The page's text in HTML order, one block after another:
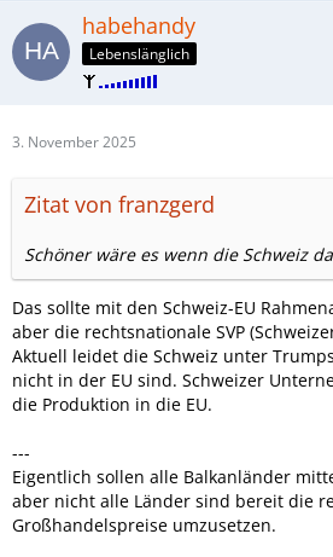
habehandy
Lebenslänglich
3. November 2025
Zitat von franzgerd
Schöner wäre es wenn die Schweiz
Das sollte mit den Schweiz-EU
aber die rechtsnationale SVP
Aktuell leidet die Schweiz unter
nicht in der EU sind. Schweizer
die Produktion in die EU.
---
Eigentlich sollen alle Balkanländer
aber nicht alle Länder sind bereit die
Großhandelspreise umzusetzen.